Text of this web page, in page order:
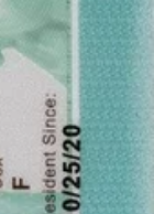
نتيجة مثالية، يجب أن يلتقط الصورة شخص آخر.